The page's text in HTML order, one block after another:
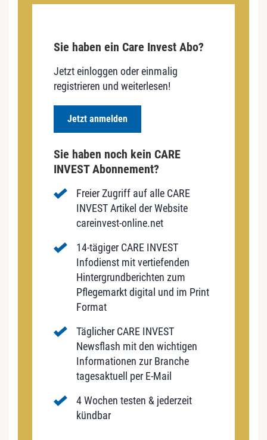
Sie haben ein Care Invest Abo?
Jetzt einloggen oder einmalig
registrieren und weiterlesen!
Jetzt anmelden
Sie haben noch kein CARE
INVEST Abonnement?
Freier Zugriff auf alle CARE
INVEST Artikel der Website
careinvest-online.net
14-tägiger CARE INVEST
Infodienst mit vertiefenden
Hintergrundberichten zum
Pflegemarkt digital und im Print
Format
Täglicher CARE INVEST
Newsflash mit den wichtigen
Informationen zur Branche
tagesaktuell per E-Mail
4 Wochen testen & jederzeit
kündbar